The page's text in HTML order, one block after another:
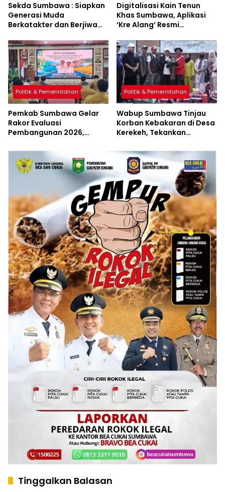
Sekda Sumbawa : Siapkan
Generasi Muda
Berkatakter dan Berjiwa
Digitalisasi Kain Tenun
Khas Sumbawa, Aplikasi
‘Kre Alang’ Resmi
Politik & Pemerintahan
Pemkab Sumbawa Gelar
Rakor Evaluasi
Pembangunan 2026,
Perubahan Resmi
Diluncurkan
Politik & Pemerintahan
Wabup Sumbawa Tinjau
Korban Kebakaran di Desa
Kerekeh, Tekankan
Tinggalkan Balasan